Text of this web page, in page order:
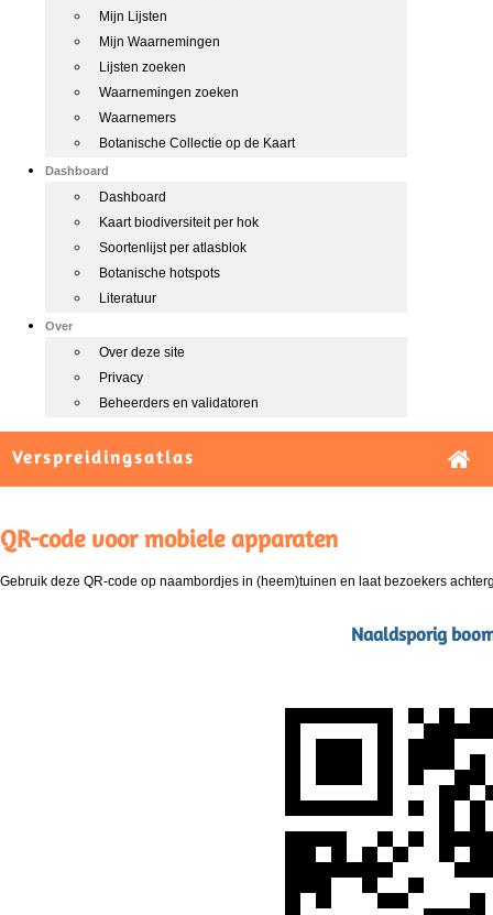
Mijn Lijsten
Mijn Waarnemingen
Lijsten zoeken
Waarnemingen zoeken
Waarnemers
Botanische Collectie op de Kaart
Dashboard
Dashboard
Kaart biodiversiteit per hok
Soortenlijst per atlasblok
Botanische hotspots
Literatuur
Over
Over deze site
Privacy
Beheerders en validatoren
Verspreidingsatlas
QR-code voor mobiele apparaten
Gebruik deze QR-code op naambordjes in (heem)tuinen en laat bezoekers
Naaldsporig